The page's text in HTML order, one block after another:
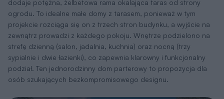
dodaje potężna, żelbetowa rama okalająca taras od strony
ogrodu. To idealne małe domy z tarasem, ponieważ w tym
projekcie rozciąga się on z trzech stron budynku, a wyjście na
zewnątrz prowadzi z każdego pokoju. Wnętrze podzielono na
strefę dzienną (salon, jadalnia, kuchnia) oraz nocną (trzy
sypialnie i dwie łazienki), co zapewnia klarowny i funkcjonalny
podział. Ten jednorodzinny dom parterowy to propozycja dla
osób szukających bezkompromisowego designu.